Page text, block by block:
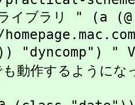
イブラリ " (a
"
も動作するように